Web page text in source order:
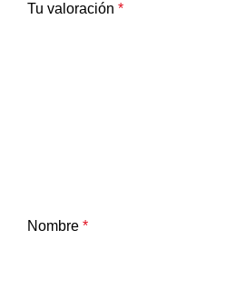
Tu valoración *
Nombre *